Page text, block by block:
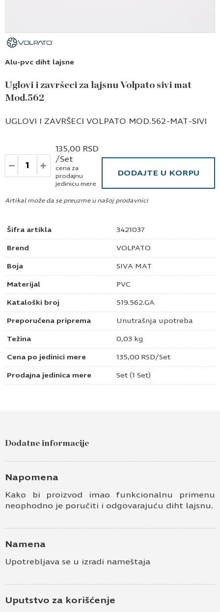
Alu-pvc diht lajsne
Uglovi i završeci za lajsnu Volpato sivi mat
Mod.562
Šifra artikla 3421037
Brend VOLPATO
Boja SIVA MAT
Materijal PVC
Kataloški broj 519.562.GA
Preporučena priprema Unutrašnja upotreba
Težina 0,03 kg
Cena po jedinici mere 135,00 RSD/Set
Prodajna jedinica mere Set (1 Set)
UGLOVI I ZAVRŠECI VOLPATO MOD.562-MAT-SIVI
Količina
135,00 RSD
/Set
cena za
prodajnu
jedinicu mere
DODAJTE U KORPU
Artikal može da se preuzme u našoj prodavnici
Dodatne informacije
Napomena
Kako bi proizvod imao funkcionalnu primenu
neophodno je poručiti i odgovarajuću diht lajsnu.
Namena
Upotrebljava se u izradi nameštaja
Uputstvo za korišćenje